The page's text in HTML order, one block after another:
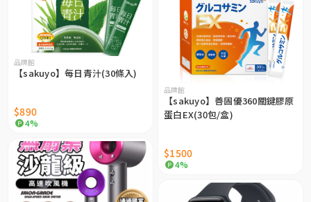
品牌館
【sakuyo】每日青汁(30條入)
$890
4%
品牌館
【sakuyo】善固優360關鍵膠原
蛋白EX(30包/盒)
$1500
4%